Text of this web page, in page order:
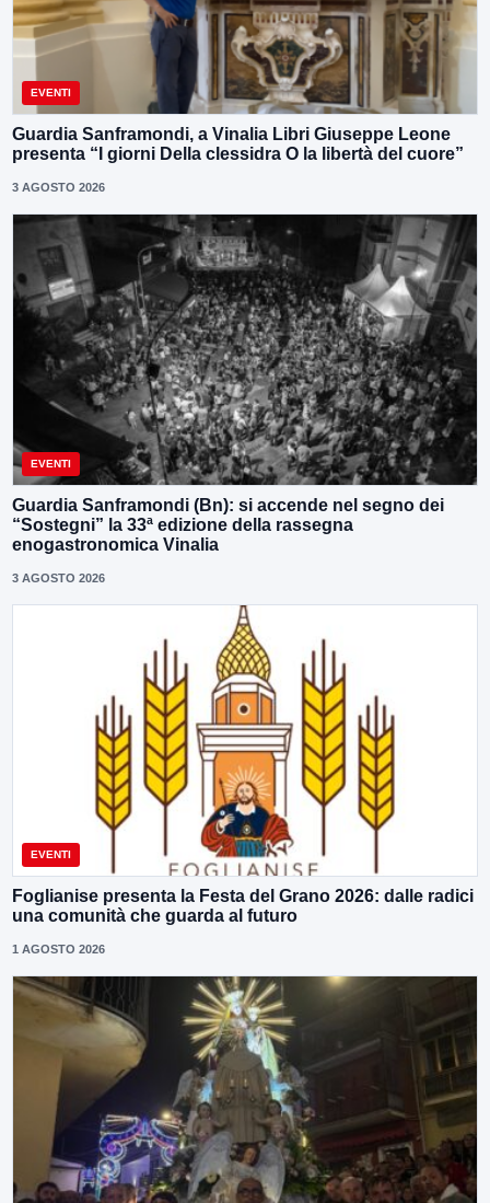
EVENTI
Guardia Sanframondi, a Vinalia Libri Giuseppe Leone
presenta “I giorni Della clessidra O la libertà del cuore”
3 AGOSTO 2026
EVENTI
Guardia Sanframondi (Bn): si accende nel segno dei
“Sostegni” la 33ª edizione della rassegna
enogastronomica Vinalia
3 AGOSTO 2026
EVENTI
Foglianise presenta la Festa del Grano 2026: dalle radici
una comunità che guarda al futuro
1 AGOSTO 2026